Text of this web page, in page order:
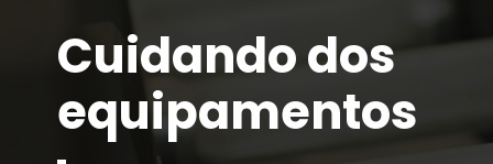
Cuidando dos
equipamentos